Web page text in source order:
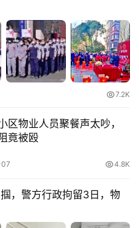
7.2K
区物业人员聚餐声太吵，
竟被殴
4.8K
，警方行政拘留3日，物